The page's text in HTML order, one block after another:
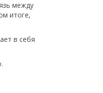
между
итоге,
в себя